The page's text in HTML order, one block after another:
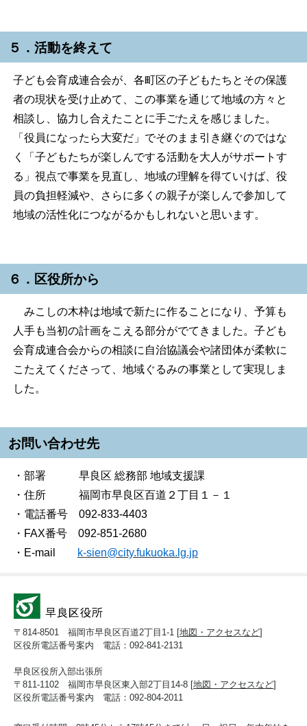
５．活動を終えて
子ども会育成連合会が、各町区の子どもたちとその保護
者の現状を受け止めて、この事業を通じて地域の方々と
相談し、協力し合えたことに手ごたえを感じました。
「役員になったら大変だ」でそのまま引き継ぐのではな
く「子どもたちが楽しんでする活動を大人がサポートす
る」視点で事業を見直し、地域の理解を得ていけば、役
員の負担軽減や、さらに多くの親子が楽しんで参加して
地域の活性化につながるかもしれないと思います。
６．区役所から
みこしの木枠は地域で新たに作ることになり、予算も
人手も当初の計画をこえる部分がでてきました。子ども
会育成連合会からの相談に自治協議会や諸団体が柔軟に
こたえてくださって、地域ぐるみの事業として実現しま
した。
お問い合わせ先
・部署 早良区 総務部 地域支援課
・住所 福岡市早良区百道２丁目１－１
・電話番号 092-833-4403
・FAX番号 092-851-2680
・E-mail
k-sien@city.fukuoka.lg.jp
〒814-8501 福岡市早良区百道2丁目1-1 [地図・アクセスなど]
区役所電話番号案内 電話：092-841-2131
早良区役所入部出張所
〒811-1102 福岡市早良区東入部2丁目14-8 [地図・アクセスなど]
区役所電話番号案内 電話：092-804-2011